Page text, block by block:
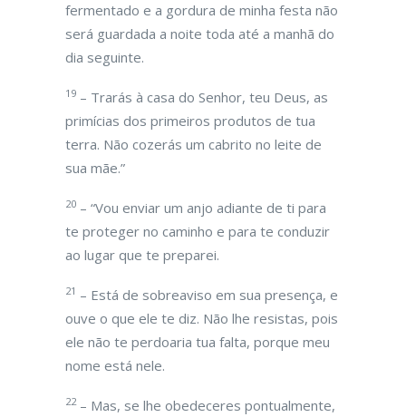
fermentado e a gordura de minha festa não
será guardada a noite toda até a manhã do
dia seguinte.
19 – Trarás à casa do Senhor, teu Deus, as
primícias dos primeiros produtos de tua
terra. Não cozerás um cabrito no leite de
sua mãe.”
20 – “Vou enviar um anjo adiante de ti para
te proteger no caminho e para te conduzir
ao lugar que te preparei.
21 – Está de sobreaviso em sua presença, e
ouve o que ele te diz. Não lhe resistas, pois
ele não te perdoaria tua falta, porque meu
nome está nele.
22– Mas, se lhe obedeceres pontualmente,